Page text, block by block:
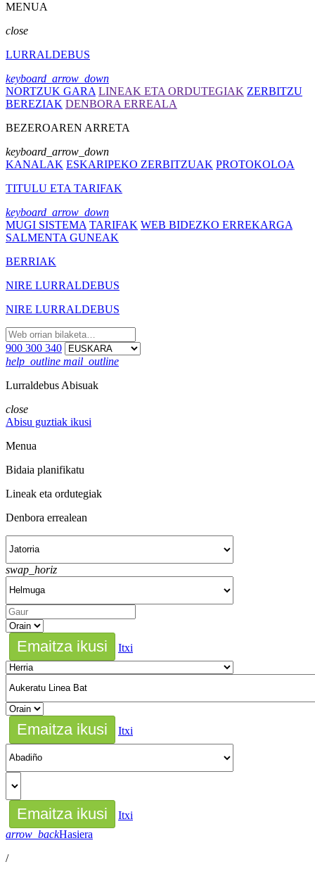
MENUA
close
LURRALDEBUS
keyboard_arrow_down
NORTZUK GARA LINEAK ETA ORDUTEGIAK ZERBITZU
BEREZIAK DENBORA ERREALA
BEZEROAREN ARRETA
keyboard_arrow_down
KANALAK ESKARIPEKO ZERBITZUAK PROTOKOLOA
TITULU ETA TARIFAK
keyboard_arrow_down
MUGI SISTEMA TARIFAK WEB BIDEZKO ERREKARGA
SALMENTA GUNEAK
BERRIAK
NIRE LURRALDEBUS
NIRE LURRALDEBUS
900 300 340
help_outline mail_outline
Lurraldebus Abisuak
close
Abisu guztiak ikusi
Menua
Bidaia planifikatu
Lineak eta ordutegiak
Denbora errealean
swap_horiz
Itxi
Itxi
Itxi
arrow_backHasiera
/